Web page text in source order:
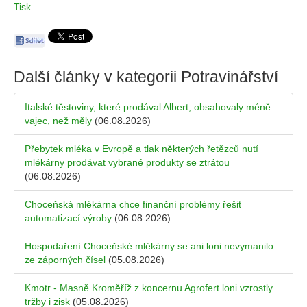
Tisk
Další články v kategorii Potravinářství
Italské těstoviny, které prodával Albert, obsahovaly méně
vajec, než měly (06.08.2026)
Přebytek mléka v Evropě a tlak některých řetězců nutí
mlékárny prodávat vybrané produkty se ztrátou
(06.08.2026)
Choceňská mlékárna chce finanční problémy řešit
automatizací výroby (06.08.2026)
Hospodaření Choceňské mlékárny se ani loni nevymanilo
ze záporných čísel (05.08.2026)
Kmotr - Masně Kroměříž z koncernu Agrofert loni vzrostly
tržby i zisk (05.08.2026)